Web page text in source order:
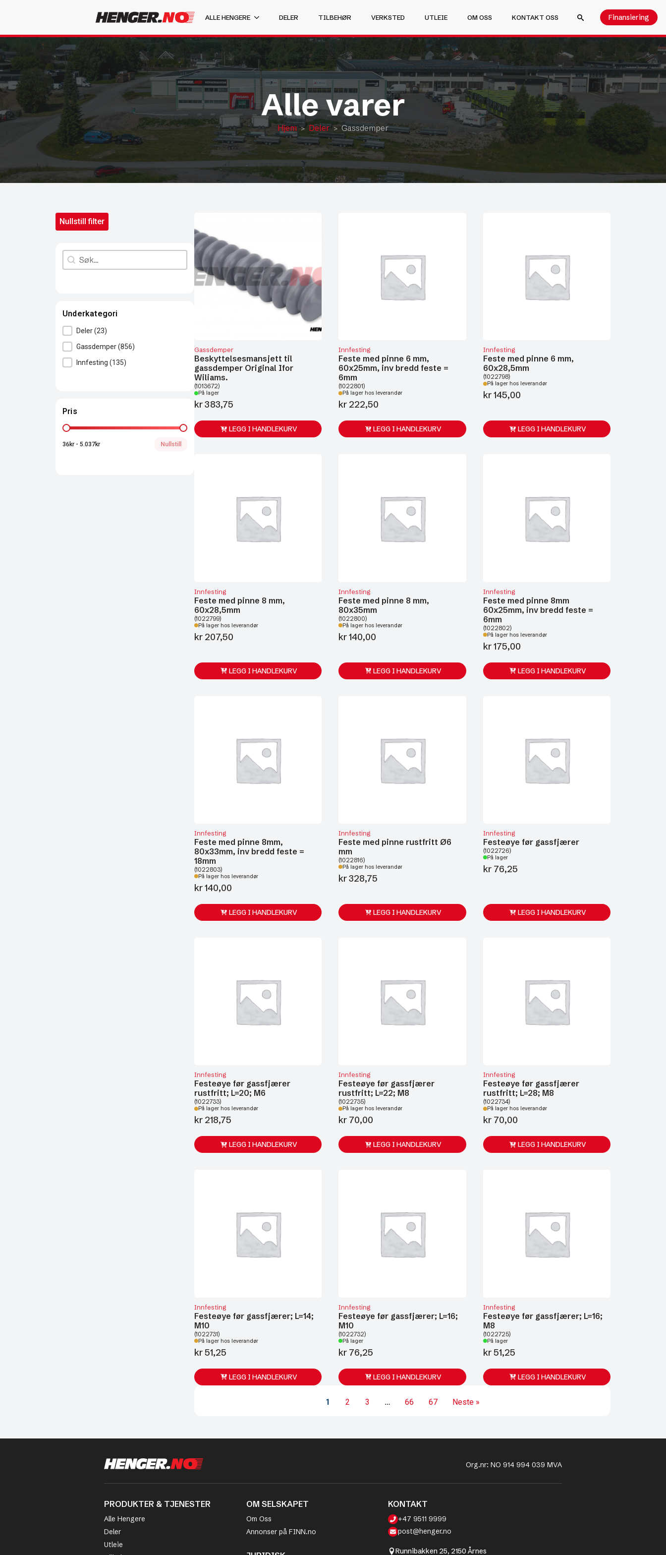
ALLE HENGERE DELER TILBEHØR VERKSTED UTLEIE OM OSS
KONTAKT OSS
Finansiering
Alle varer
Hjem Deler Gassdemper
Nullstill filter
Søk
Search content
Underkategori
Underkategori
Deler(23)
Gassdemper(856)
Innfesting (135)
Pris
Pris
36kr - 5.037kr Nullstill
Gassdemper
Beskyttelsesmansjett til
gassdemper Original Ifor
Wiliams.
(1013672)
På lager
kr383,75
LEGG I HANDLEKURV
Innfesting
Feste med pinne 6 mm,
60x25mm, inv bredd feste =
6mm
(1022801)
På lager hos leverandør
kr 222,50
LEGG I HANDLEKURV
Innfesting
Feste med pinne 6 mm,
60x28,5mm
(1022798)
På lager hos leverandør
kr145,00
LEGG I HANDLEKURV
Innfesting
Feste med pinne 8 mm,
60x28,5mm
(1022799)
På lager hos leverandør
kr 207,50
LEGG I HANDLEKURV
Innfesting
Feste med pinne 8 mm,
80x35mm
(1022800)
På lager hos leverandør
kr140,00
LEGG I HANDLEKURV
Innfesting
Feste med pinne 8mm
60x25mm, inv bredd feste =
6mm
(1022802)
På lager hos leverandør
kr175,00
LEGG I HANDLEKURV
Innfesting
Feste med pinne 8mm,
80x33mm, inv bredd feste =
18mm
(1022803)
På lager hos leverandør
kr140,00
LEGG I HANDLEKURV
Innfesting
Feste med pinne rustfritt Ø6
mm
(1022816)
På lager hos leverandør
kr328,75
LEGG I HANDLEKURV
Innfesting
Festeøye før gassfjærer
(1022726)
På lager
kr76,25
LEGG I HANDLEKURV
Innfesting
Festeøye før gassfjærer
rustfritt; L=20; M6
(1022733)
På lager hos leverandør
kr 218,75
LEGG I HANDLEKURV
Innfesting
Festeøye før gassfjærer
rustfritt; L=22; M8
(1022735)
På lager hos leverandør
kr 70,00
LEGG I HANDLEKURV
Innfesting
Festeøye før gassfjærer
rustfritt; L=28; M8
(1022734)
På lager hos leverandør
kr70,00
LEGG I HANDLEKURV
Innfesting
Festeøye før gassfjærer; L=14;
M10
(1022731)
På lager hos leverandør
kr51,25
LEGG I HANDLEKURV
Innfesting
Festeøye før gassfjærer; L=16;
M10
(1022732)
På lager
kr 76,25
LEGG I HANDLEKURV
Innfesting
Festeøye før gassfjærer; L=16;
M8
(1022725)
På lager
kr51,25
LEGG I HANDLEKURV
1 2 3 … 66 67 Neste »
Org.nr: NO 914 994 039 MVA
PRODUKTER & TJENESTER
Alle Hengere
Deler
Utleie
OM SELSKAPET
Om Oss
Annonser på FINN.no
KONTAKT
+47 9511 9999
post@henger.no
Runnibakken 25, 2150 Årnes